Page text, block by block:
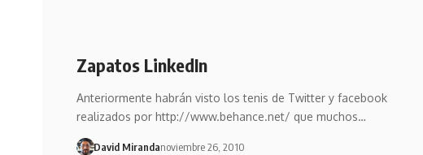
Zapatos LinkedIn
Anteriormente habrán visto los tenis de Twitter y facebook
realizados por http://www.behance.net/ que muchos…
David Mirandanoviembre 26, 2010